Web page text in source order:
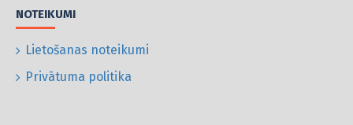
NOTEIKUMI
Lietošanas noteikumi
Privātuma politika